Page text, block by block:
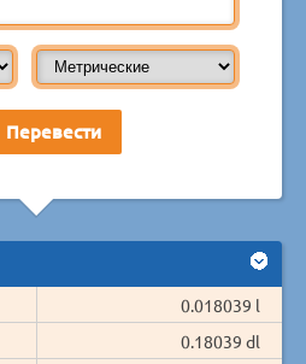
0.018039 l
0.18039 dl